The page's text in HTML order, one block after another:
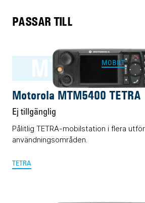
PASSAR TILL
MTM5400
MOBILT
Motorola MTM5400 TETRA
Ej tillgänglig
Pålitlig TETRA-mobilstation i flera
användningsområden.
TETRA